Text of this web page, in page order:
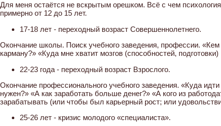
Для меня остаётся не вскрытым орешком. Всё с чем
примерно от 12 до 15 лет.⠀
17-18 лет - переходный возраст Совершеннолетнего.
Окончание школы. Поиск учебного заведения, профессии.
карману?» «Куда мне хватит мозгов (способностей,
22-23 года - переходный возраст Взрослого.
Окончание профессионального учебного заведения. «Куда
нужен?» «А как заработать больше денег?» «А кого из
зарабатывать (или чтобы был карьерный рост; или
25-26 лет - кризис молодого «специалиста».